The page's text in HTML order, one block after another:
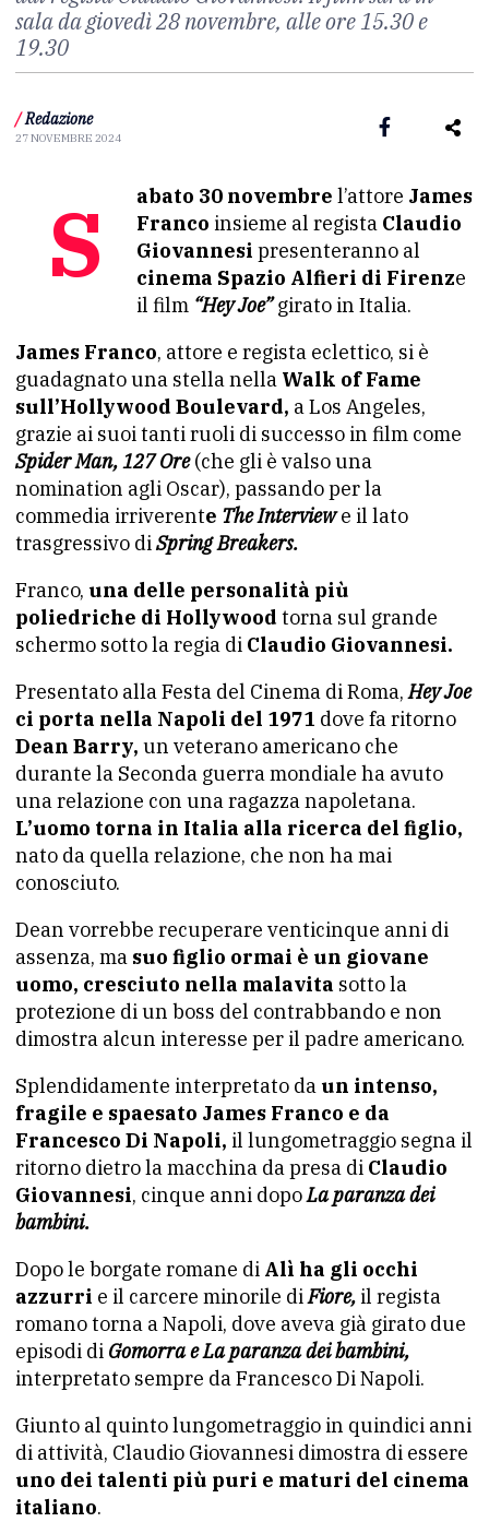
sala da giovedì 28 novembre, alle ore 15.30 e
19.30
/ Redazione
27 NOVEMBRE 2024
Sabato 30 novembre l’attore James
Franco insieme al regista Claudio
Giovannesi presenteranno al
cinema Spazio Alfieri di Firenze
il film “Hey Joe” girato in Italia.
James Franco, attore e regista eclettico, si è
guadagnato una stella nella Walk of Fame
sull’Hollywood Boulevard, a Los Angeles,
grazie ai suoi tanti ruoli di successo in film come
Spider Man, 127 Ore (che gli è valso una
nomination agli Oscar), passando per la
commedia irriverente The Interviewe il lato
trasgressivo diSpring Breakers.
Franco, una delle personalità più
poliedriche di Hollywood torna sul grande
schermo sotto la regia di Claudio Giovannesi.
Presentato alla Festa del Cinema di Roma,Hey Joe
ci porta nella Napoli del 1971 dove fa ritorno
Dean Barry, un veterano americano che
durante la Seconda guerra mondiale ha avuto
una relazione con una ragazza napoletana.
L’uomo torna in Italia alla ricerca del figlio,
nato da quella relazione, che non ha mai
conosciuto.
Dean vorrebbe recuperare venticinque anni di
assenza, ma suo figlio ormai è un giovane
uomo, cresciuto nella malavita sotto la
protezione di un boss del contrabbando e non
dimostra alcun interesse per il padre americano.
Splendidamente interpretato da un intenso,
fragile e spaesato James Franco e da
Francesco Di Napoli, il lungometraggio segna il
ritorno dietro la macchina da presa di Claudio
Giovannesi, cinque anni dopoLa paranza dei
bambini.
Dopo le borgate romane di Alì ha gli occhi
azzurri e il carcere minorile diFiore,il regista
romano torna a Napoli, dove aveva già girato due
episodi di Gomorra e La paranza dei bambini,
interpretato sempre da Francesco Di Napoli.
Giunto al quinto lungometraggio in quindici anni
di attività, Claudio Giovannesi dimostra di essere
uno dei talenti più puri e maturi del cinema
italiano.